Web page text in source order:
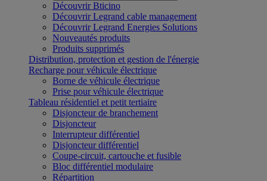
Découvrir Bticino
Découvrir Legrand cable management
Découvrir Legrand Energies Solutions
Nouveautés produits
Produits supprimés
Distribution, protection et gestion de l'énergie
Recharge pour véhicule électrique
Borne de véhicule électrique
Prise pour véhicule électrique
Tableau résidentiel et petit tertiaire
Disjoncteur de branchement
Disjoncteur
Interrupteur différentiel
Disjoncteur différentiel
Coupe-circuit, cartouche et fusible
Bloc différentiel modulaire
Répartition